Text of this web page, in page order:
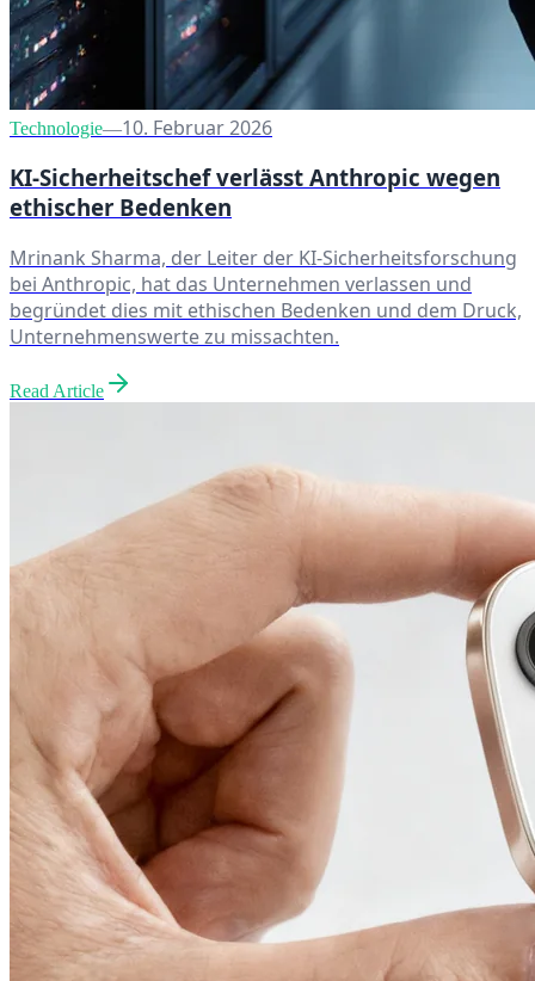
Technologie—10. Februar 2026
KI-Sicherheitschef verlässt Anthropic wegen
ethischer Bedenken
Mrinank Sharma, der Leiter der KI-Sicherheitsforschung
bei Anthropic, hat das Unternehmen verlassen und
begründet dies mit ethischen Bedenken und dem Druck,
Unternehmenswerte zu missachten.
Read Article